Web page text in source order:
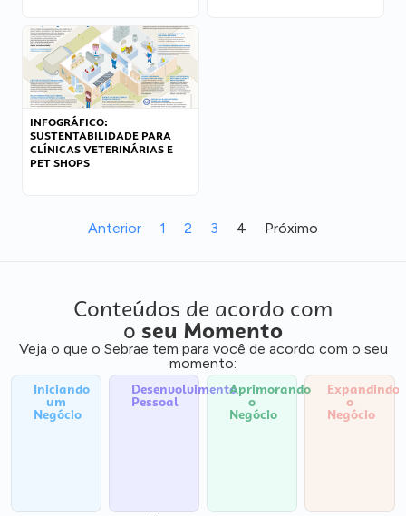
INFOGRÁFICO:
SUSTENTABILIDADE PARA
CLÍNICAS VETERINÁRIAS E
PET SHOPS
Anterior 1 2 3 4 Próximo
Conteúdos de acordo com
o seu Momento
Veja o que o Sebrae tem para você de acordo com o seu
momento:
Iniciando
um
Negócio
Desenvolvimento
Pessoal
Aprimorando
o
Negócio
Expandindo
o
Negócio